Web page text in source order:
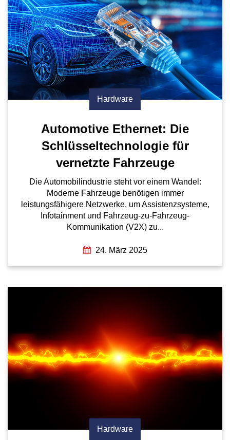
Hardware
Automotive Ethernet: Die
Schlüsseltechnologie für
vernetzte Fahrzeuge
Die Automobilindustrie steht vor einem Wandel:
Moderne Fahrzeuge benötigen immer
leistungsfähigere Netzwerke, um Assistenzsysteme,
Infotainment und Fahrzeug-zu-Fahrzeug-
Kommunikation (V2X) zu...
24. März 2025
Hardware